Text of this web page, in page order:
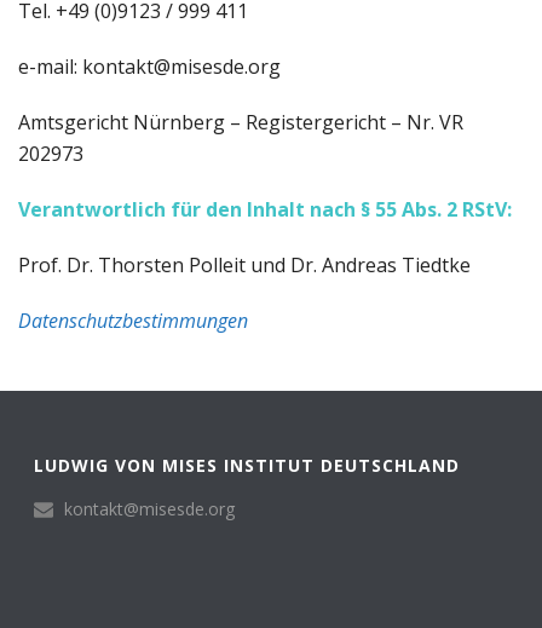
Tel. +49 (0)9123 / 999 411
e-mail: kontakt@misesde.org
Amtsgericht Nürnberg – Registergericht – Nr. VR
202973
Verantwortlich für den Inhalt nach § 55 Abs. 2 RStV:
Prof. Dr. Thorsten Polleit und Dr. Andreas Tiedtke
Datenschutzbestimmungen
LUDWIG VON MISES INSTITUT DEUTSCHLAND
kontakt@misesde.org